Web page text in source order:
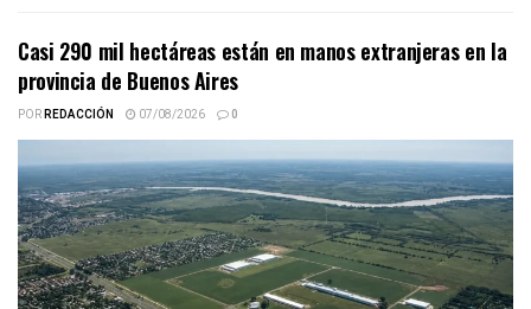
Casi 290 mil hectáreas están en manos extranjeras en la
provincia de Buenos Aires
PORREDACCIÓN 07/08/2026 0